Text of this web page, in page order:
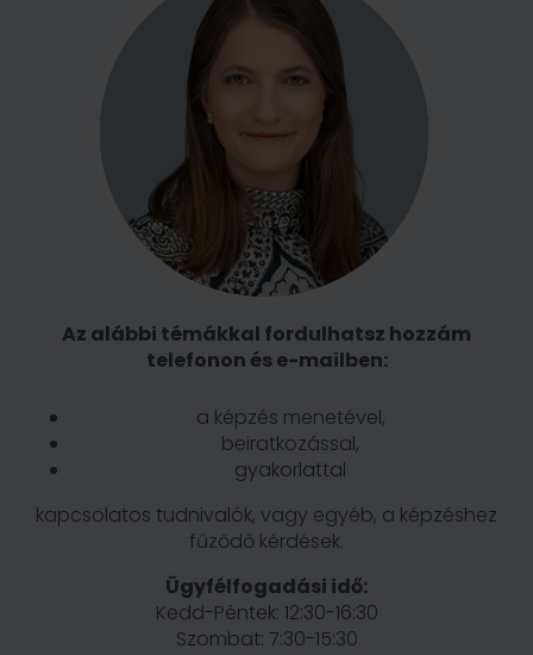
Az alábbi témákkal fordulhatsz hozzám
telefonon és e-mailben:
a képzés menetével,
beiratkozással,
gyakorlattal
kapcsolatos tudnivalók, vagy egyéb, a képzéshez
fűződő kérdések.
Ügyfélfogadási idő:
Kedd-Péntek: 12:30-16:30
Szombat: 7:30-15:30